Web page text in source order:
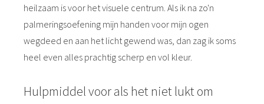
heilzaam is voor het visuele centrum. Als ik na zo'n
palmeringsoefening mijn handen voor mijn ogen
wegdeed en aan het licht gewend was, dan zag ik soms
heel even alles prachtig scherp en vol kleur.
Hulpmiddel voor als het niet lukt om